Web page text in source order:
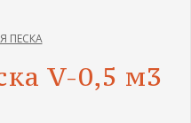
ПЕСКА
V-0,5 м3